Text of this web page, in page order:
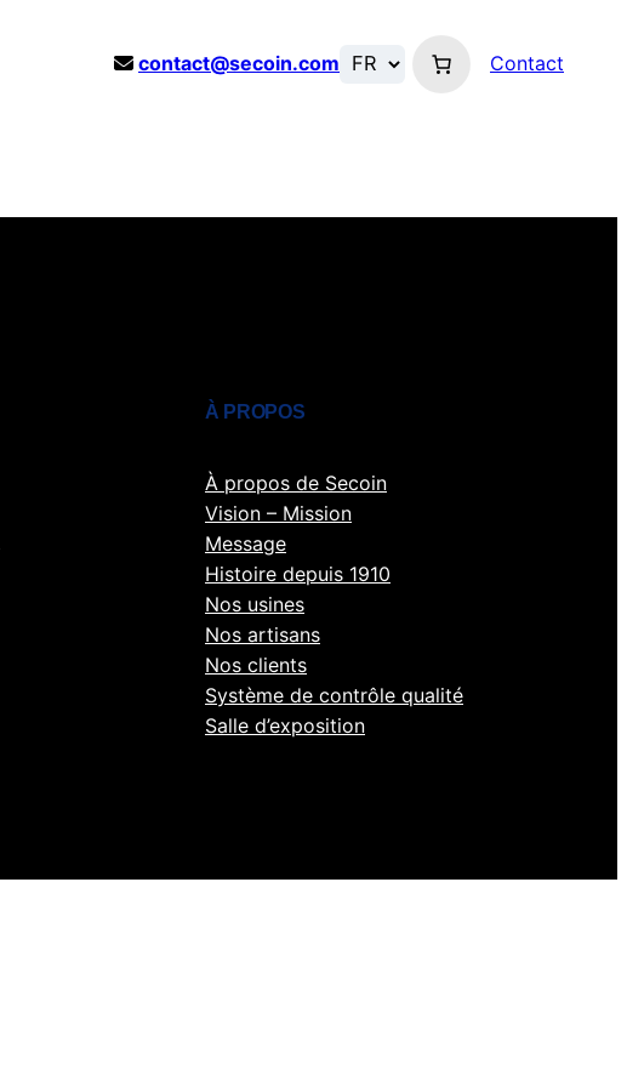
contact@secoin.com Contact
À PROPOS
À propos de Secoin
Vision – Mission
Message
Histoire depuis 1910
Nos usines
Nos artisans
Nos clients
Système de contrôle qualité
Salle d’exposition